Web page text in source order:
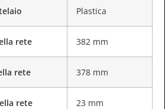
Plastica
rete 382 mm
rete 378 mm
rete 23 mm